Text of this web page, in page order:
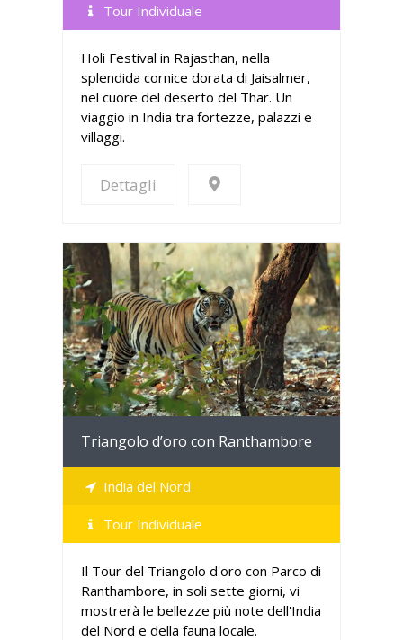
Tour Individuale
Holi Festival in Rajasthan, nella
splendida cornice dorata di Jaisalmer,
nel cuore del deserto del Thar. Un
viaggio in India tra fortezze, palazzi e
villaggi.
Dettagli
Dettagli
Triangolo d’oro con Ranthambore
India del Nord
Tour Individuale
Il Tour del Triangolo d'oro con Parco di
Ranthambore, in soli sette giorni, vi
mostrerà le bellezze più note dell'India
del Nord e della fauna locale.